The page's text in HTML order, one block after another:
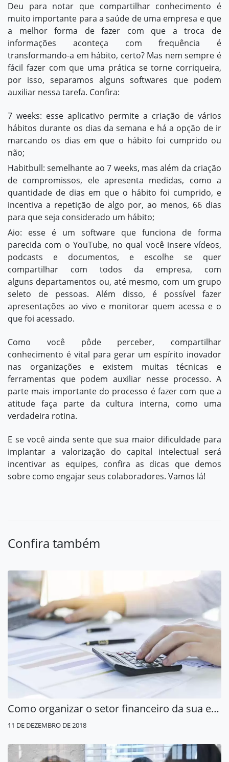
Deu para notar que compartilhar conhecimento é
muito importante para a saúde de uma empresa e que
a melhor forma de fazer com que a troca de
informações aconteça com frequência é
transformando-a em hábito, certo? Mas nem sempre é
fácil fazer com que uma prática se torne corriqueira,
por isso, separamos alguns softwares que podem
auxiliar nessa tarefa. Confira:
7 weeks: esse aplicativo permite a criação de vários
hábitos durante os dias da semana e há a opção de ir
marcando os dias em que o hábito foi cumprido ou
não;
Habitbull: semelhante ao 7 weeks, mas além da criação
de compromissos, ele apresenta medidas, como a
quantidade de dias em que o hábito foi cumprido, e
incentiva a repetição de algo por, ao menos, 66 dias
para que seja considerado um hábito;
Aio: esse é um software que funciona de forma
parecida com o YouTube, no qual você insere vídeos,
podcasts e documentos, e escolhe se quer
compartilhar com todos da empresa, com
alguns departamentos ou, até mesmo, com um grupo
seleto de pessoas. Além disso, é possível fazer
apresentações ao vivo e monitorar quem acessa e o
que foi acessado.
Como você pôde perceber, compartilhar
conhecimento é vital para gerar um espírito inovador
nas organizações e existem muitas técnicas e
ferramentas que podem auxiliar nesse processo. A
parte mais importante do processo é fazer com que a
atitude faça parte da cultura interna, como uma
verdadeira rotina.
E se você ainda sente que sua maior dificuldade para
implantar a valorização do capital intelectual será
incentivar as equipes, confira as dicas que demos
sobre como engajar seus colaboradores. Vamos lá!
Confira também
Como organizar o setor financeiro da sua empresa
11 DE DEZEMBRO DE 2018